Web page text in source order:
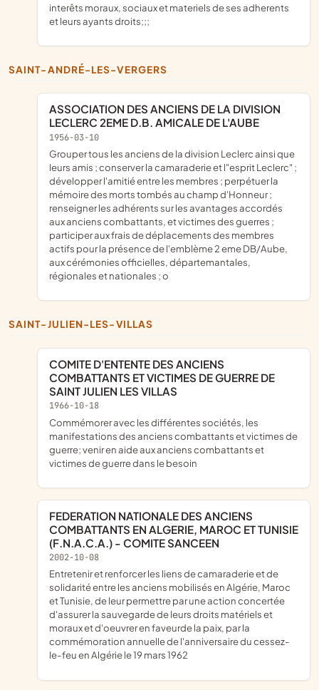
interêts moraux, sociaux et materiels de ses adherents
et leurs ayants droits;;;
SAINT-ANDRÉ-LES-VERGERS
ASSOCIATION DES ANCIENS DE LA DIVISION
LECLERC 2EME D.B. AMICALE DE L'AUBE
1956-03-10
grouper tous les anciens de la division Leclerc ainsi que
leurs amis ; conserver la camaraderie et l"esprit Leclerc" ;
développer l'amitié entre les membres ; perpétuer la
mémoire des morts tombés au champ d'Honneur ;
renseigner les adhérents sur les avantages accordés
aux anciens combattants, et victimes des guerres ;
participer aux frais de déplacements des membres
actifs pour la présence de l'emblème 2 eme DB/Aube,
aux cérémonies officielles, départemantales,
régionales et nationales ; o
SAINT-JULIEN-LES-VILLAS
COMITE D'ENTENTE DES ANCIENS
COMBATTANTS ET VICTIMES DE GUERRE DE
SAINT JULIEN LES VILLAS
1966-10-18
commémorer avec les différentes sociétés, les
manifestations des anciens combattants et victimes de
guerre; venir en aide aux anciens combattants et
victimes de guerre dans le besoin
FEDERATION NATIONALE DES ANCIENS
COMBATTANTS EN ALGERIE, MAROC ET TUNISIE
(F.N.A.C.A.) - COMITE SANCEEN
2002-10-08
entretenir et renforcer les liens de camaraderie et de
solidarité entre les anciens mobilisés en Algérie, Maroc
et Tunisie, de leur permettre par une action concertée
d'assurer la sauvegarde de leurs droits matériels et
moraux et d'oeuvrer en faveurde la paix, par la
commémoration annuelle de l'anniversaire du cessez-
le-feu en Algérie le 19 mars 1962